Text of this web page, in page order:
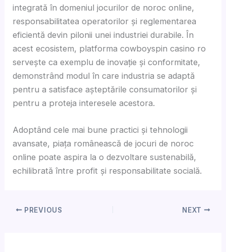
integrată în domeniul jocurilor de noroc online,
responsabilitatea operatorilor și reglementarea
eficientă devin pilonii unei industriei durabile. În
acest ecosistem, platforma cowboyspin casino ro
servește ca exemplu de inovație și conformitate,
demonstrând modul în care industria se adaptă
pentru a satisface așteptările consumatorilor și
pentru a proteja interesele acestora.
Adoptând cele mai bune practici și tehnologii
avansate, piața românească de jocuri de noroc
online poate aspira la o dezvoltare sustenabilă,
echilibrată între profit și responsabilitate socială.
PREVIOUS NEXT